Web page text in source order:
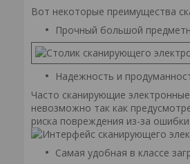
Вот некоторые преимущества
Прочный большой
Надежность и
Часто сканирующие
невозможно так как
риска повреждения из-за
Самая удобная в классе